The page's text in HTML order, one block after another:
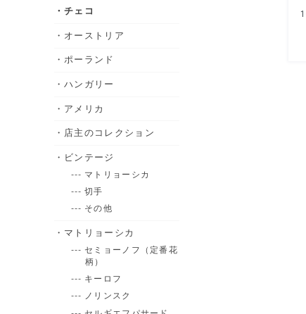
・チェコ
・オーストリア
・ポーランド
・ハンガリー
・アメリカ
・店主のコレクション
・ビンテージ
--- マトリョーシカ
--- 切手
--- その他
・マトリョーシカ
--- セミョーノフ（定番花
柄）
--- キーロフ
--- ノリンスク